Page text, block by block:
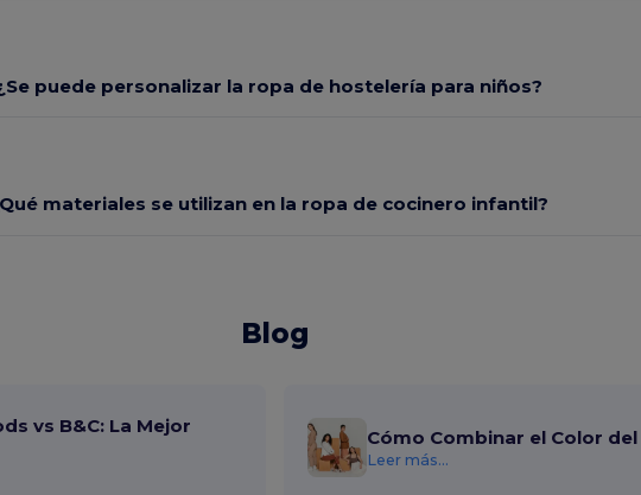
puede personalizar la ropa de hostelería para niños?
materiales se utilizan en la ropa de cocinero infantil?
Blog
vs B&C: La Mejor
Cómo Combinar el Color
Leer más...